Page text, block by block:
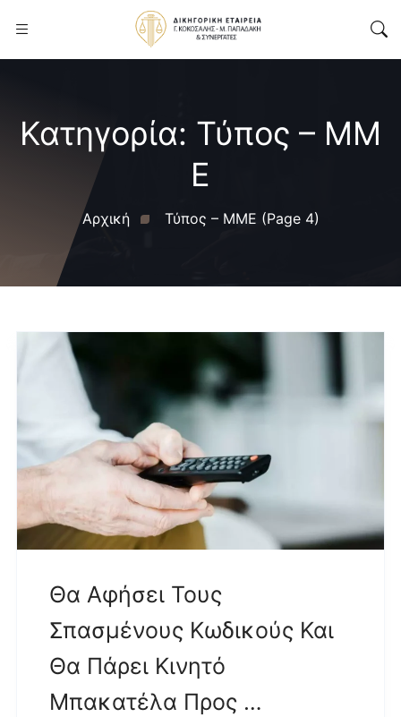
Κατηγορία: Τύπος – ΜΜ
Ε
Αρχική Τύπος – ΜΜΕ (Page 4)
Θα Αφήσει Τους
Σπασμένους Κωδικούς Και
Θα Πάρει Κινητό
Μπακατέλα Προς …